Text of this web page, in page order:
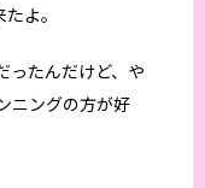
よ。
ったんだけど、や
ニングの方が好